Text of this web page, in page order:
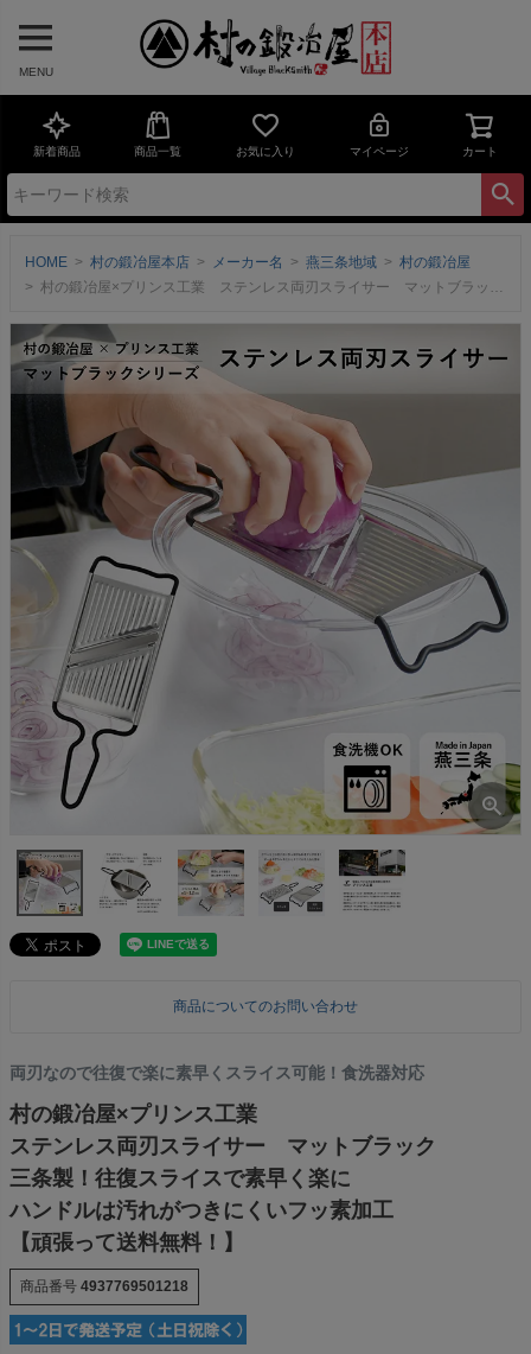
MENU
新着商品 商品一覧 お気に入り マイページ カート
HOME 村の鍛冶屋本店 メーカー名 燕三条地域
村の鍛冶屋
村の鍛冶屋×プリンス工業 ステンレス両刃スライサー マットブラック 三条製！往復スライスで素早く楽に ハンドルは汚れがつきにくいフッ素加工 【頑張って送料無料！】
商品についてのお問い合わせ
両刃なので往復で楽に素早くスライス可能！食洗器対応
村の鍛冶屋×プリンス工業
ステンレス両刃スライサー マットブラック
三条製！往復スライスで素早く楽に
ハンドルは汚れがつきにくいフッ素加工
【頑張って送料無料！】
商品番号 4937769501218